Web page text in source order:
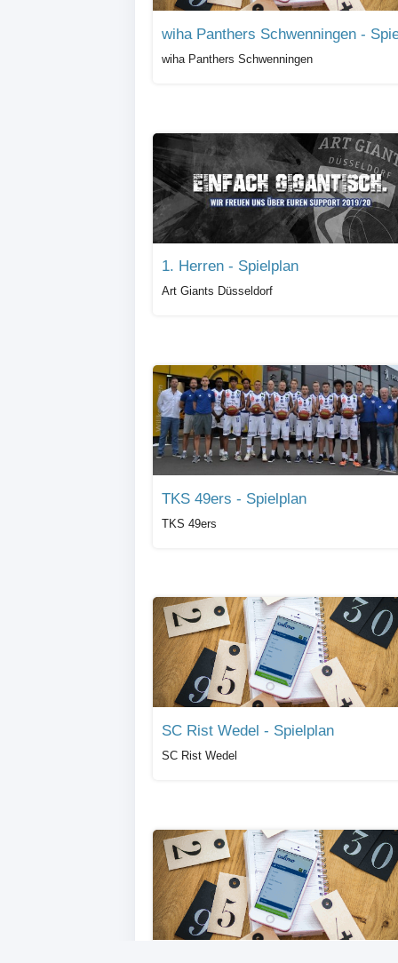
wiha Panthers Schwenningen
1. Herren - Spielplan
Art Giants Düsseldorf
TKS 49ers - Spielplan
TKS 49ers
SC Rist Wedel - Spielplan
SC Rist Wedel